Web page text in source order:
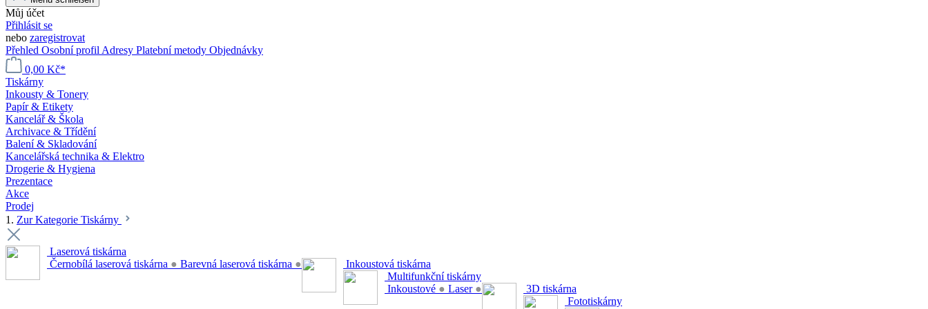
Můj účet
Přihlásit se
nebo zaregistrovat
Přehled Osobní profil Adresy Platební metody Objednávky
0,00 Kč*
Tiskárny
Inkousty & Tonery
Papír & Etikety
Kancelář & Škola
Archivace & Třídění
Balení & Skladování
Kancelářská technika & Elektro
Drogerie & Hygiena
Prezentace
Akce
Prodej
1. Zur Kategorie Tiskárny
Laserová tiskárna
Černobílá laserová tiskárna ● Barevná laserová tiskárna ●
Inkoustová tiskárna
Multifunkční tiskárny
Inkoustové ● Laser ●
3D tiskárna
Fototiskárny